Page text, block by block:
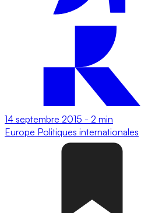
14 septembre 2015 - 2 min
Europe Politiques internationales